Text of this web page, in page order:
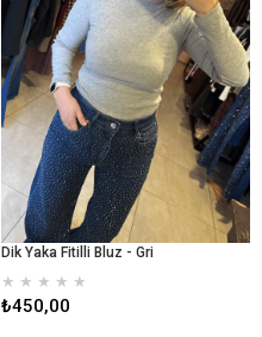
Dik Yaka Fitilli Bluz - Gri
★ ★ ★ ★ ★
₺450,00